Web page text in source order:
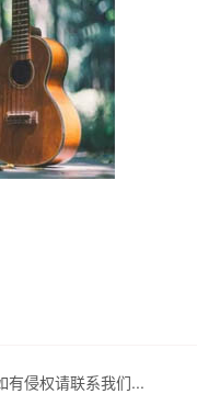
有侵权请联系我们...